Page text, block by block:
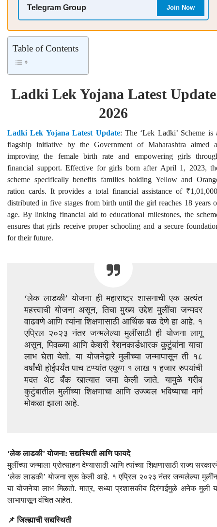
Telegram Group Join Now
Table of Contents
Ladki Lek Yojana Latest Update
2026
Ladki Lek Yojana Latest Update: The ‘Lek Ladki’ Scheme is
flagship initiative by the Government of Maharashtra aimed
improving the female birth rate and empowering girls
financial support. Effective for girls born after April 1, 2023,
scheme specifically benefits families holding Yellow and
ration cards. It provides a total financial assistance of
distributed in five stages from birth until the girl reaches 18 years
age. By linking financial aid to educational milestones, the
ensures that girls receive proper schooling and a secure
for their future.
‘लेक लाडकी’ योजना ही महाराष्ट्र शासनाची एक अत्यंत
महत्त्वाची योजना असून, तिचा मुख्य उद्देश मुलींचा जन्मदर
वाढवणे आणि त्यांना शिक्षणासाठी आर्थिक बळ देणे हा आहे. १
एप्रिल २०२३ नंतर जन्मलेल्या मुलींसाठी ही योजना लागू
असून, पिवळ्या आणि केशरी रेशनकार्डधारक कुटुंबांना याचा
लाभ घेता येतो. या योजनेद्वारे मुलीच्या जन्मापासून ती १८
वर्षांची होईपर्यंत पाच टप्प्यांत एकूण १ लाख १ हजार रुपयांची
मदत थेट बँक खात्यात जमा केली जाते. यामुळे गरीब
कुटुंबातील मुलींच्या शिक्षणाचा आणि उज्ज्वल भविष्याचा मार्ग
मोकळा झाला आहे.
‘लेक लाडकी’ योजना: सद्यस्थिती आणि फायदे
मुलींच्या जन्माला प्रोत्साहन देण्यासाठी आणि त्यांच्या शिक्षणासाठी राज्य
‘लेक लाडकी’ योजना सुरू केली आहे. १ एप्रिल २०२३ नंतर जन्मलेल्या
या योजनेचा लाभ मिळतो. मात्र, सध्या प्रशासकीय दिरंगाईमुळे अनेक मुली
लाभापासून वंचित आहेत.
📌 जिल्ह्याची सद्यस्थिती